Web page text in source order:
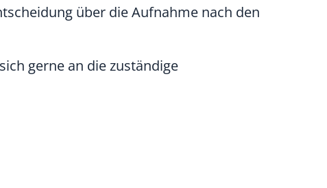
über die Aufnahme nach den
gerne an die zuständige